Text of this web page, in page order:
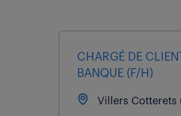
CHARGÉ DE
BANQUE (F/H)
Villers Cotterets